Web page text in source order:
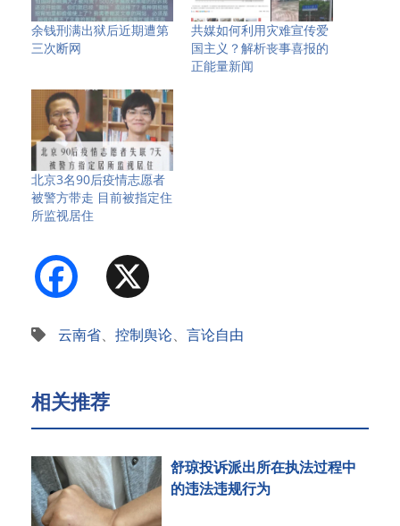
余钱刑满出狱后近期遭第
三次断网
共媒如何利用灾难宣传爱
国主义？解析丧事喜报的
正能量新闻
北京3名90后疫情志愿者
被警方带走 目前被指定住
所监视居住
Facebook
云南省、 控制舆论、 言论自由
相关推荐
舒琼投诉派出所在执法过程中
的违法违规行为